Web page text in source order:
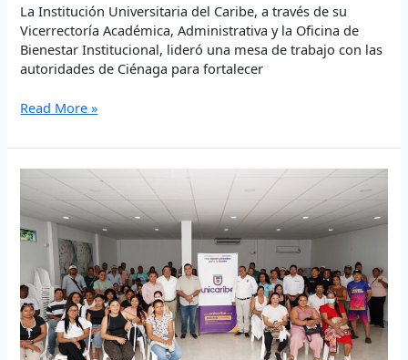
La Institución Universitaria del Caribe, a través de su
Vicerrectoría Académica, Administrativa y la Oficina de
Bienestar Institucional, lideró una mesa de trabajo con las
autoridades de Ciénaga para fortalecer
Read More »
Guamal
abre
sus
puertas
Educación
Superior
con
Unicaribe